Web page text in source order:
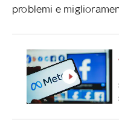
problemi e